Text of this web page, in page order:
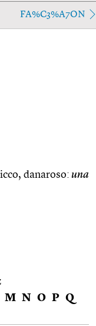
FA%C3%A7ON
danaroso: una
M N O P Q